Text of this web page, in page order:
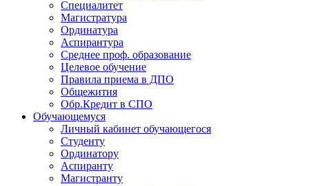
Специалитет
Магистратура
Ординатура
Аспирантура
Среднее проф. образование
Целевое обучение
Правила приема в ДПО
Общежития
Обр.Кредит в СПО
Обучающемуся
Личный кабинет обучающегося
Студенту
Ординатору
Аспиранту
Магистранту